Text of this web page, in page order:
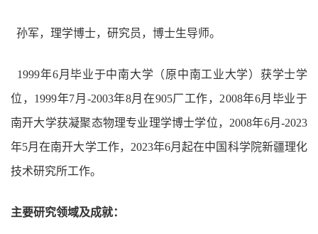
孙军， 理学博士，研究员，博士生导师。
1999年6月毕业于中南大学（原中南工业大学）获学士学
位，1999年7月-2003年8月在905厂工作，2008年6月毕业于
南开大学获凝聚态物理专业理学博士学位，2008年6月-2023
年5月在南开大学工作，2023年6月起在中国科学院新疆理化
技术研究所工作。
主要研究领域及成就：